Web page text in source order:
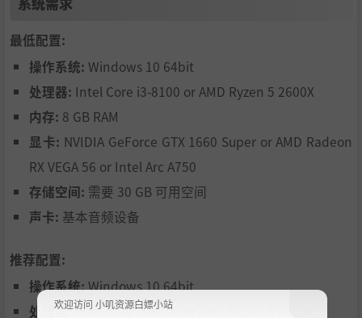
震撼的北部荒野 – 虚幻引擎5为你展现栩栩如生的北部自
然风光，体验陆海交织的壮丽景象。
深度探索与穿越系统 – 真实的航海与狗拉雪橇机制让玩家
能够自由探索广阔世界。
父与子的故事 – 在神秘的设定下感受引人入胜的冒险故
事，每一章都包含谜题、秘密和启示。
电影风格的冒险 – 通过旁白与环境叙事体验威尔的故事。
富有挑战性的谜题与关卡 – 探索沉浸式谜题与精彩的关键
时刻。
独特的原声音乐 – 融合了实验性音色和独特乐器的氛围音
乐，将人物主题巧妙地融入到整个世界的音乐叙事之中。
最低配置:
操作系统: Windows 10 64bit
处理器: Intel Core i3-8100 or AMD Ryzen 5 2600X
内存: 8 GB RAM
显卡: NVIDIA GeForce GTX 1660 Super or AMD Radeon
RX VEGA 56 or Intel Arc A750
存储空间: 需要 30 GB 可用空间
声卡: 基本音频设备
推荐配置:
操作系统:Windows 10 64bit
处理器:Intel Core i3-8100 or AMD Ryzen 5 2600X
欢迎访问 小叽资源白嫖小站